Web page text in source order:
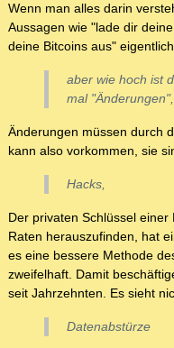
Wenn man alles darin
Aussagen wie "lade dir
deine Bitcoins aus"
aber wie hoch ist
mal "Änderungen",
Änderungen müssen durch
kann also vorkommen, sie
Hacks,
Der privaten Schlüssel
Raten herauszufinden, hat
es eine bessere Methode
zweifelhaft. Damit
seit Jahrzehnten. Es sieht
Datenabstürze